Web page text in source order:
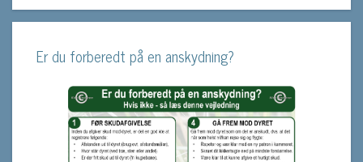
Er du forberedt på en anskydning?